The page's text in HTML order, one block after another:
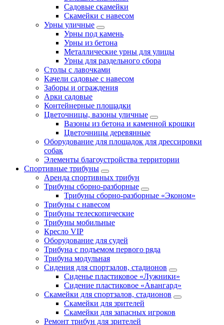
Садовые скамейки
Скамейки с навесом
Урны уличные
Урны под камень
Урны из бетона
Металлические урны для улицы
Урны для раздельного сбора
Столы с лавочками
Качели садовые с навесом
Заборы и ограждения
Арки садовые
Контейнерные площадки
Цветочницы, вазоны уличные
Вазоны из бетона и каменной крошки
Цветочницы деревянные
Оборудование для площадок для дрессировки
собак
Элементы благоустройства территории
Спортивные трибуны
Аренда спортивных трибун
Трибуны сборно-разборные
Трибуны сборно-разборные «Эконом»
Трибуны с навесом
Трибуны телескопические
Трибуны мобильные
Кресло VIP
Оборудование для судей
Трибуна с подъемом первого ряда
Трибуна модульная
Сидения для спортзалов, стадионов
Сиденье пластиковое «Лужники»
Сидение пластиковое «Авангард»
Скамейки для спортзалов, стадионов
Скамейки для зрителей
Скамейки для запасных игроков
Ремонт трибун для зрителей